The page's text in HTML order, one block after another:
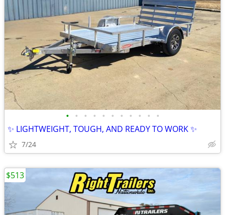
• • • • • • • • • • •
✨ LIGHTWEIGHT, TOUGH, AND READY TO WORK ✨
7/24
$513